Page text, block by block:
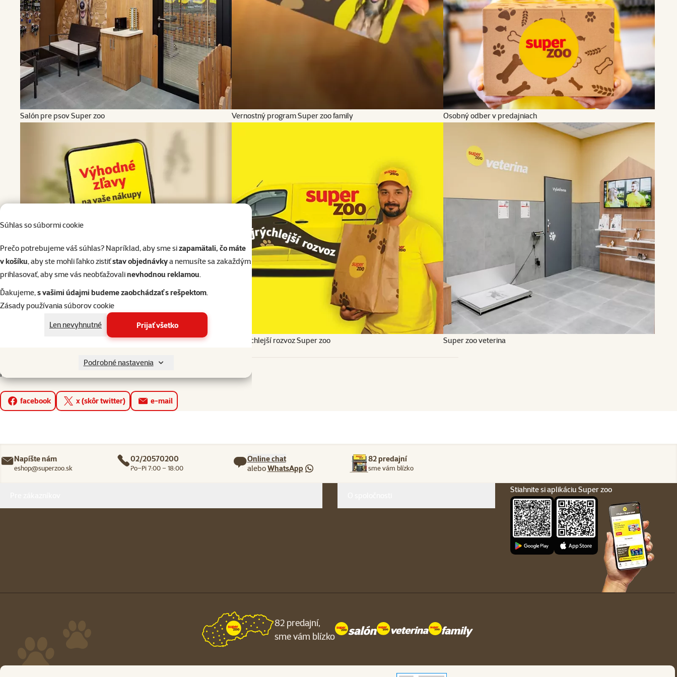
Súhlas so súbormi cookie
Prečo potrebujeme váš súhlas? Napríklad, aby sme sizapamätali, čo máte
v košíku, aby ste mohli ľahko zistiťstav objednávkya nemusíte sa zakaždým
prihlasovať, aby sme vás neobťažovalinevhodnou reklamou.
Ďakujeme,s vašimi údajmi budeme zaobchádzať s rešpektom.
Zásady používania súborov cookie
Len nevyhnutné
Prijať všetko
Podrobné nastavenia
Salón pre psov Super zoo Vernostný program Super zoo family Osobný odber v predajniach
Mobilná aplikácia Super zoo Najrýchlejší rozvoz Super zoo Super zoo veterina
Páčila sa vám stránka? Zdieľať!
facebook x (skôr twitter) e-mail
Napíšte nám
eshop@superzoo.sk
02/20570200
Po–Pi 7:00 – 18:00
Online chat
aleboWhatsApp
82 predajní
sme vám blízko
Stiahnite si aplikáciu Super zoo
82 predajní,
sme vám blízko